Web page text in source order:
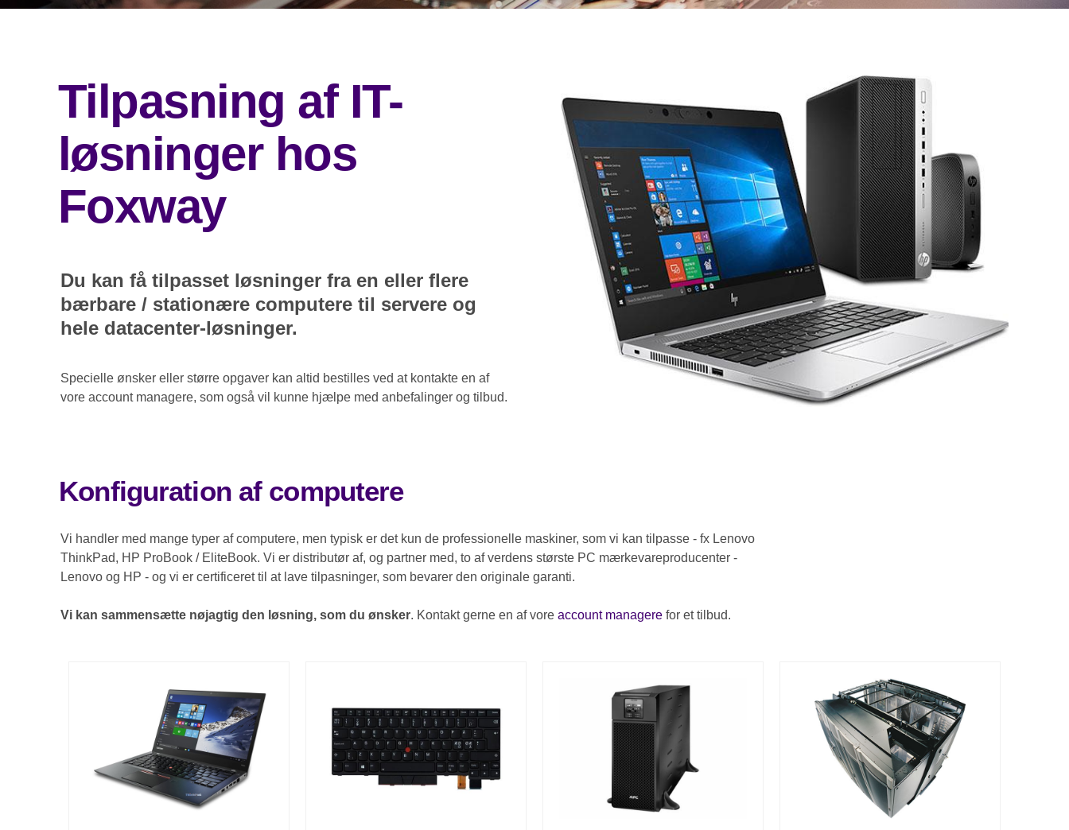
Tilpasning af IT-
løsninger hos
Foxway
Du kan få tilpasset løsninger fra en eller flere
bærbare / stationære computere til servere og
hele datacenter-løsninger.
Specielle ønsker eller større opgaver kan altid bestilles ved at kontakte en af
vore account managere, som også vil kunne hjælpe med anbefalinger og tilbud.
Konfiguration af computere
Vi handler med mange typer af computere, men typisk er det kun de professionelle maskiner, som vi kan tilpasse - fx Lenovo
ThinkPad, HP ProBook / EliteBook. Vi er distributør af, og partner med, to af verdens største PC mærkevareproducenter -
Lenovo og HP - og vi er certificeret til at lave tilpasninger, som bevarer den originale garanti.
Vi kan sammensætte nøjagtig den løsning, som du ønsker. Kontakt gerne en af vore account managere for et tilbud.